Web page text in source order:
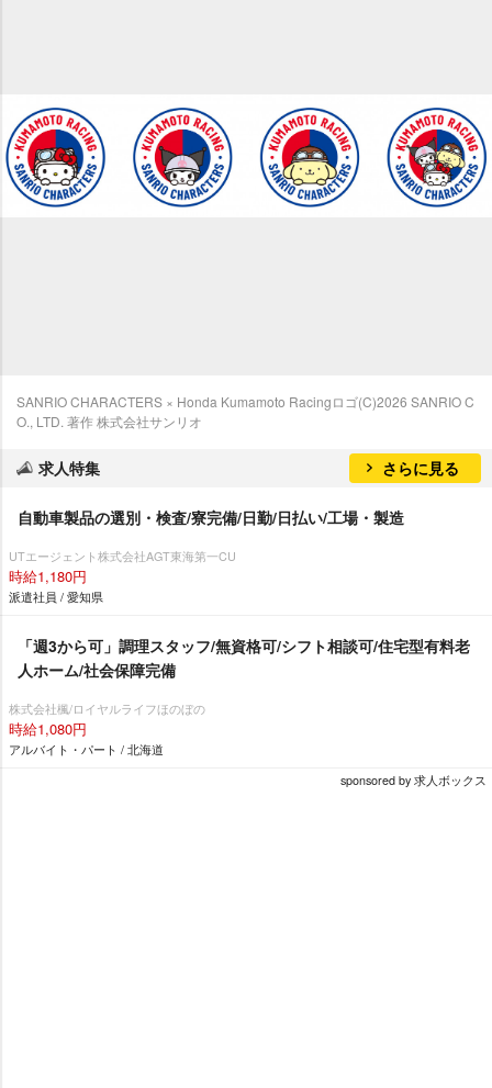
SANRIO CHARACTERS × Honda Kumamoto Racingロゴ(C)2026 SANRIO C
O., LTD. 著作 株式会社サンリオ
求人特集 さらに見る
自動車製品の選別・検査/寮完備/日勤/日払い/工場・製造
UTエージェント株式会社AGT東海第一CU
時給1,180円
派遣社員 / 愛知県
「週3から可」調理スタッフ/無資格可/シフト相談可/住宅型有料老
人ホーム/社会保障完備
株式会社楓/ロイヤルライフほのぼの
時給1,080円
アルバイト・パート / 北海道
sponsored by 求人ボックス